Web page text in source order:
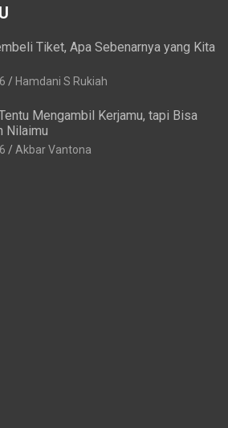
Tiket, Apa Sebenarnya yang Kita
Hamdani S Rukiah
Mengambil Kerjamu, tapi Bisa
Nilaimu
Akbar Vantona